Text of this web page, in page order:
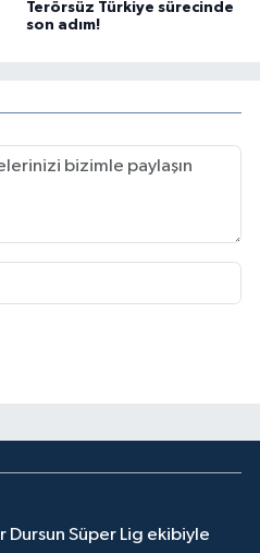
Terörsüz Türkiye sürecinde
son adım!
Dursun Süper Lig ekibiyle